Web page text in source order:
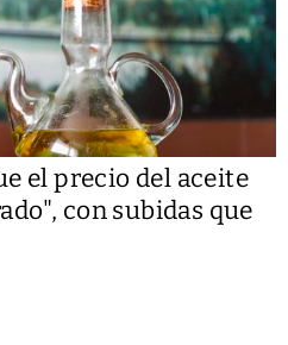
el precio del aceite
con subidas que